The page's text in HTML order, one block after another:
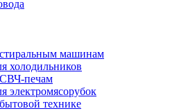
машинам
холодильников
СВЧ-печам
электромясорубок
технике